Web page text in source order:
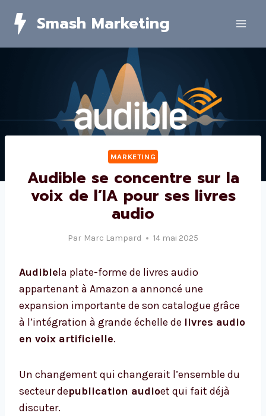
Smash Marketing
MARKETING
Audible se concentre sur la
voix de l’IA pour ses livres
audio
Par Marc Lampard 14 mai 2025
Audiblela plate-forme de livres audio
appartenant à Amazon a annoncé une
expansion importante de son catalogue grâce
à l’intégration à grande échelle de livres audio
en voix artificielle.
Un changement qui changerait l’ensemble du
secteur depublication audioet qui fait déjà
discuter.